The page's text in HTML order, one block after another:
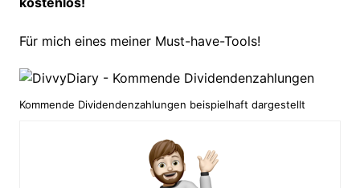
Für mich eines meiner Must-have-Tools!
Kommende Dividendenzahlungen beispielhaft dargestellt